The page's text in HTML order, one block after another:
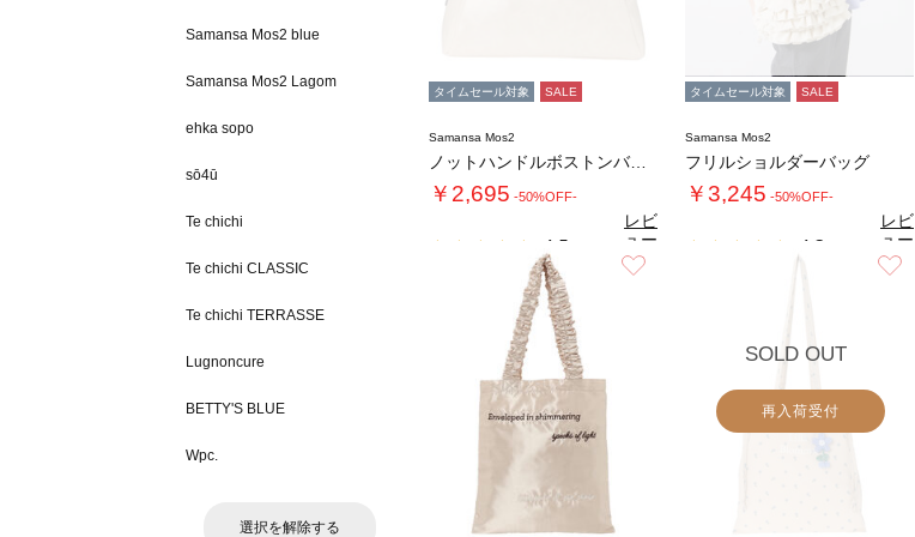
Samansa Mos2 blue
Samansa Mos2 Lagom
ehka sopo
sō4ū
Te chichi
Te chichi CLASSIC
Te chichi TERRASSE
Lugnoncure
BETTY'S BLUE
Wpc.
選択を解除する
タイムセール対象 SALE
Samansa Mos2
ノットハンドルボストンバッグ
￥2,695 -50%OFF-
4.5
レビ
ュー
を見
る
タイムセール対象 SALE
Samansa Mos2
フリルショルダーバッグ
￥3,245 -50%OFF-
4.3
レビ
ュー
を見
る
SOLD OUT
再入荷受付